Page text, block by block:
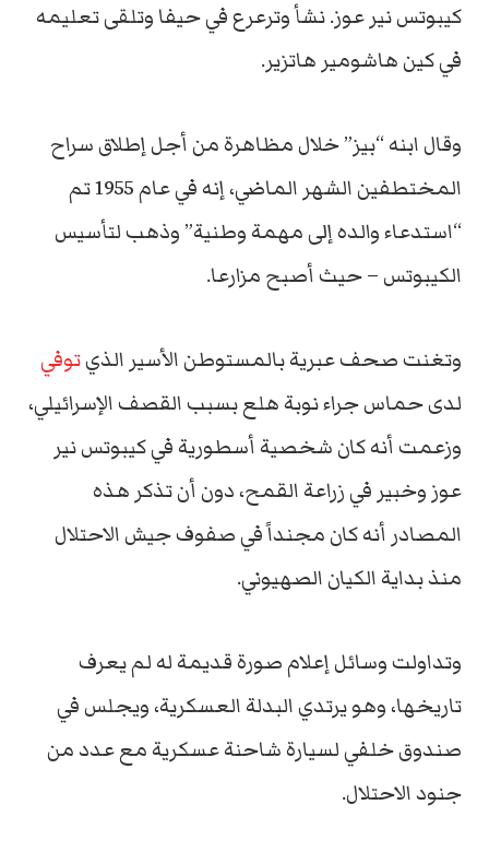
كيبوتس نير عوز. نشأ وترعرع في حيفا وتلقى تعليمه
في كين هاشومير هاتزير.
وقال ابنه “بيز” خلال مظاهرة من أجل إطلاق سراح
المختطفين الشهر الماضي، إنه في عام 1955 تم
“استدعاء والده إلى مهمة وطنية” وذهب لتأسيس
الكيبوتس – حيث أصبح مزارعا.
وتغنت صحف عبرية بالمستوطن الأسير الذيتوفي
لدى حماس جراء نوبة هلع بسبب القصف الإسرائيلي،
وزعمت أنه كان شخصية أسطورية في كيبوتس نير
عوز وخبير في زراعة القمح، دون أن تذكر هذه
المصادر أنه كان مجنداً في صفوف جيش الاحتلال
منذ بداية الكيان الصهيوني.
وتداولت وسائل إعلام صورة قديمة له لم يعرف
تاريخها، وهو يرتدي البدلة العسكرية، ويجلس في
صندوق خلفي لسيارة شاحنة عسكرية مع عدد من
جنود الاحتلال.